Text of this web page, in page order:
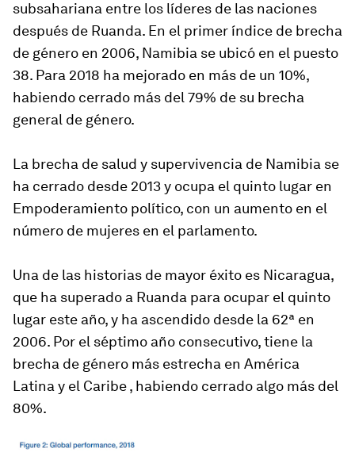
subsahariana entre los líderes de las naciones
después de Ruanda. En el primer índice de brecha
de género en 2006, Namibia se ubicó en el puesto
38. Para 2018 ha mejorado en más de un 10%,
habiendo cerrado más del 79% de su brecha
general de género.
La brecha de salud y supervivencia de Namibia se
ha cerrado desde 2013 y ocupa el quinto lugar en
Empoderamiento político, con un aumento en el
número de mujeres en el parlamento.
Una de las historias de mayor éxito es Nicaragua,
que ha superado a Ruanda para ocupar el quinto
lugar este año, y ha ascendido desde la 62ª en
2006. Por el séptimo año consecutivo, tiene la
brecha de género más estrecha en América
Latina y el Caribe , habiendo cerrado algo más del
80%.